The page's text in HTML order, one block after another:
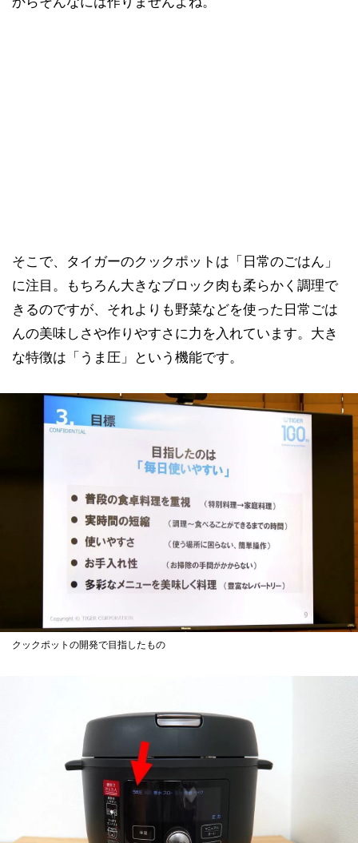
そこで、タイガーのクックポットは「日常のごはん」
に注目。もちろん大きなブロック肉も柔らかく調理で
きるのですが、それよりも野菜などを使った日常ごは
んの美味しさや作りやすさに力を入れています。大き
な特徴は「うま圧」という機能です。
クックポットの開発で目指したもの